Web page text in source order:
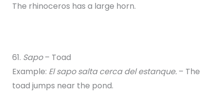
The rhinoceros has a large horn.
61. Sapo– Toad
Example: El sapo salta cerca del estanque.– The
toad jumps near the pond.